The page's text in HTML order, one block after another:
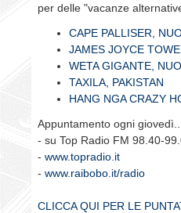
per delle "vacanze
CAPE PALLISER,
JAMES JOYCE
WETA GIGANTE,
TAXILA, PAKISTAN
HANG NGA CRAZY
Appuntamento ogni
- su Top Radio FM 98.40-
- www.topradio.it
- www.raibobo.it/radio
CLICCA QUI PER LE